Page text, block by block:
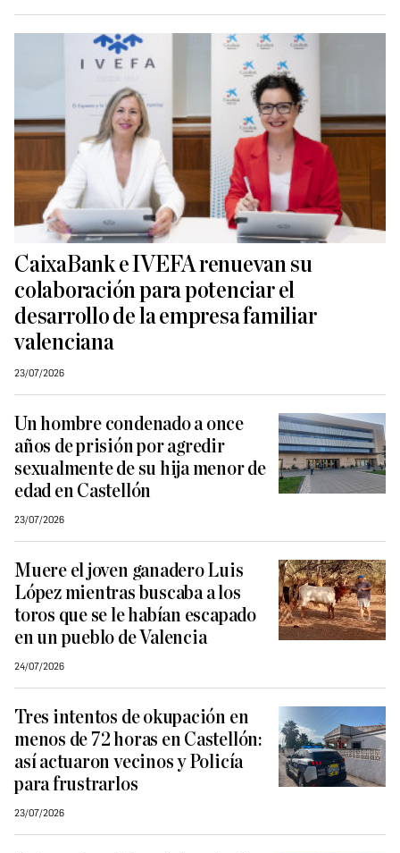
CaixaBank e IVEFA renuevan su
colaboración para potenciar el
desarrollo de la empresa familiar
valenciana
23/07/2026
Un hombre condenado a once
años de prisión por agredir
sexualmente de su hija menor de
edad en Castellón
23/07/2026
Muere el joven ganadero Luis
López mientras buscaba a los
toros que se le habían escapado
en un pueblo de Valencia
24/07/2026
Tres intentos de okupación en
menos de 72 horas en Castellón:
así actuaron vecinos y Policía
para frustrarlos
23/07/2026